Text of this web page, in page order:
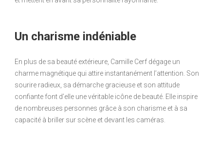
Un charisme indéniable
En plus de sa beauté extérieure, Camille Cerf dégage un
charme magnétique qui attire instantanément l’attention. Son
sourire radieux, sa démarche gracieuse et son attitude
confiante font d’elle une véritable icône de beauté. Elle inspire
de nombreuses personnes grâce à son charisme et à sa
capacité à briller sur scène et devant les caméras.